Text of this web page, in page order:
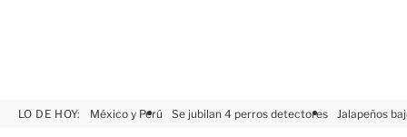
LO DE HOY: México y Perú Se jubilan 4 perros detectores Jalapeños